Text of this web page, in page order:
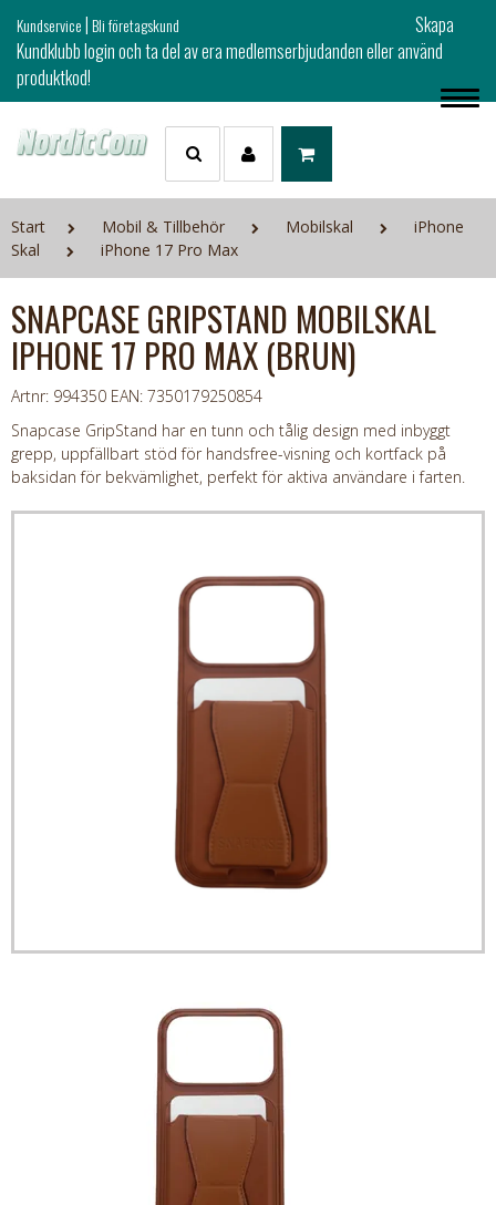
Kundservice|Bli företagskund
Skapa
Kundklubb login och ta del av era medlemserbjudanden eller använd
produktkod!
Start Mobil & Tillbehör Mobilskal
iPhone
Skal
iPhone 17 Pro Max
SNAPCASE GRIPSTAND MOBILSKAL
IPHONE 17 PRO MAX (BRUN)
Artnr: 994350 EAN: 7350179250854
Snapcase GripStand har en tunn och tålig design med inbyggt
grepp, uppfällbart stöd för handsfree-visning och kortfack på
baksidan för bekvämlighet, perfekt för aktiva användare i farten.